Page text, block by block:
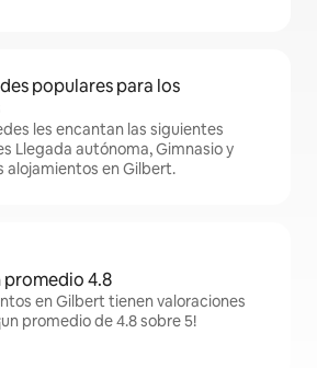
populares para los
les encantan las siguientes
Llegada autónoma, Gimnasio y
alojamientos en Gilbert.
4.8
en Gilbert tienen valoraciones
promedio de 4.8 sobre 5!